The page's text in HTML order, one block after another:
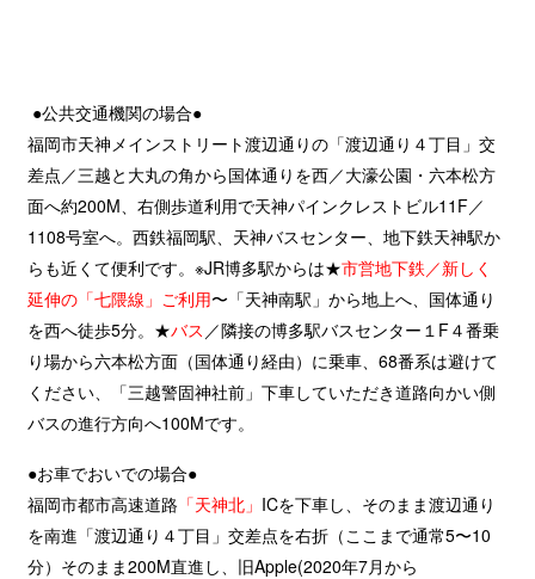
●公共交通機関の場合●
福岡市天神メインストリート渡辺通りの「渡辺通り４丁目」交
差点／三越と大丸の角から国体通りを西／大濠公園・六本松方
面へ約200M、右側歩道利用で天神パインクレストビル11F／
1108号室へ。西鉄福岡駅、天神バスセンター、地下鉄天神駅か
らも近くて便利です。※JR博多駅からは★市営地下鉄／新しく
延伸の「七隈線」ご利用〜「天神南駅」から地上へ、国体通り
を西へ徒歩5分。★バス ／隣接の博多駅バスセンター１F４番乗
り場から六本松方面（国体通り経由）に乗車、68番系は避けて
ください、「三越警固神社前」下車していただき道路向かい側
バスの進行方向へ100Mです。
●お車でおいでの場合●
福岡市都市高速道路 「天神北」 ICを下車し、そのまま渡辺通り
を南進「渡辺通り４丁目」交差点を右折（ここまで通常5〜10
分）そのまま200M直進し、旧Apple(2020年7月から